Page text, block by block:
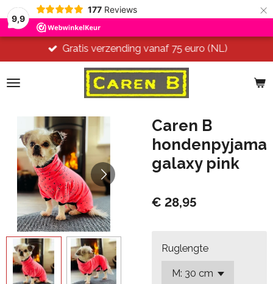
9,9
177 Reviews ×
Gratis verzending vanaf 75 euro (NL)
Caren B
hondenpyjama
galaxy pink
€ 28,95
Ruglengte